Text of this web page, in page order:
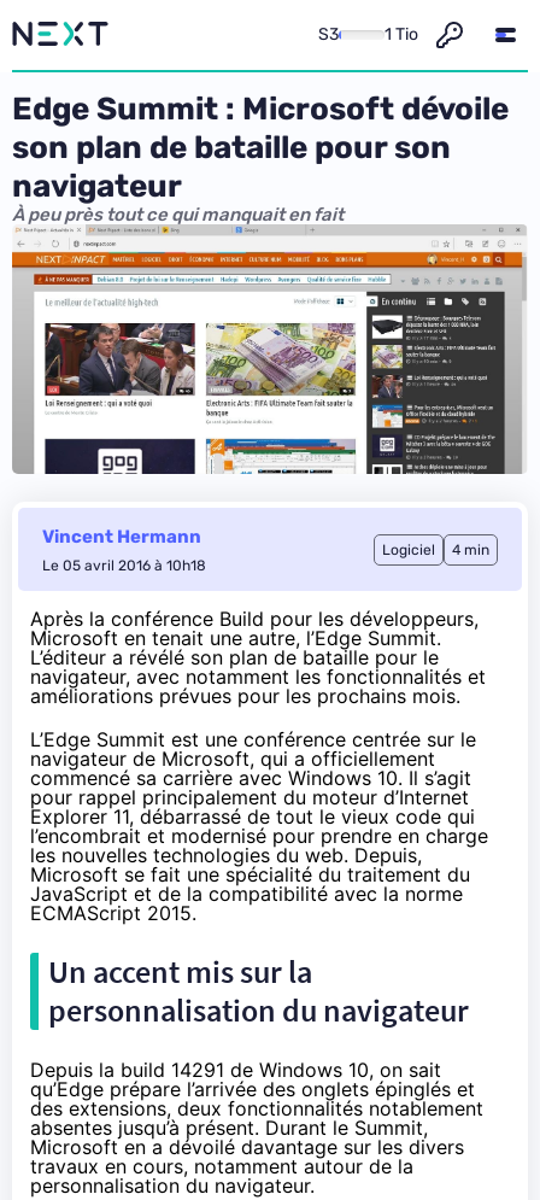
S3 1 Tio
Edge Summit : Microsoft dévoile
son plan de bataille pour son
navigateur
À peu près tout ce qui manquait en fait
Vincent Hermann
Le 05 avril 2016 à 10h18
Logiciel 4 min
Après la conférence Build pour les développeurs,
Microsoft en tenait une autre, l’Edge Summit.
L’éditeur a révélé son plan de bataille pour le
navigateur, avec notamment les fonctionnalités et
améliorations prévues pour les prochains mois.
L’Edge Summit est une conférence centrée sur le
navigateur de Microsoft, qui a officiellement
commencé sa carrière avec Windows 10. Il s’agit
pour rappel principalement du moteur d’Internet
Explorer 11, débarrassé de tout le vieux code qui
l’encombrait et modernisé pour prendre en charge
les nouvelles technologies du web. Depuis,
Microsoft se fait une spécialité du traitement du
JavaScript et de la compatibilité avec la norme
ECMAScript 2015.
Un accent mis sur la
personnalisation du navigateur
Depuis la build 14291 de Windows 10, on sait
qu’Edge prépare l’arrivée des onglets épinglés et
des extensions, deux fonctionnalités notablement
absentes jusqu’à présent. Durant le Summit,
Microsoft en a dévoilé davantage sur les divers
travaux en cours, notamment autour de la
personnalisation du navigateur.